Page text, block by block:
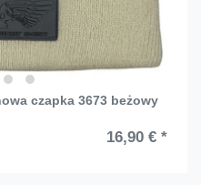
czapka 3673 beżowy
16,90 € *